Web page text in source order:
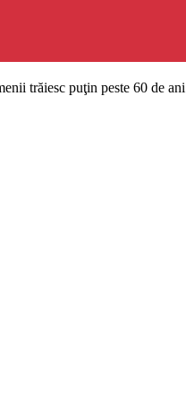
trăiesc puţin peste 60 de